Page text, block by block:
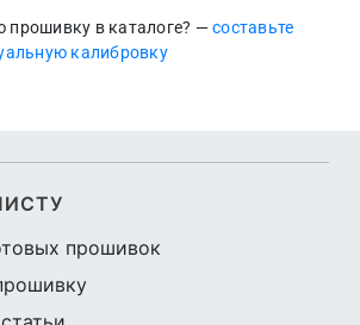
в каталоге? —составьте
калибровку
прошивок